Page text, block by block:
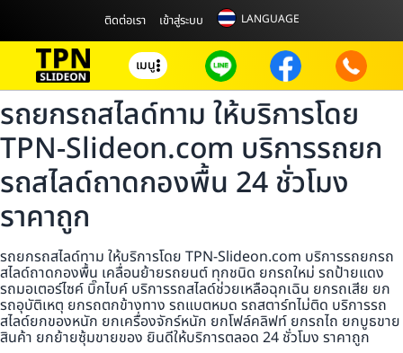
ติดต่อเรา เข้าสู่ระบบ LANGUAGE
เมนู
รถยกรถสไลด์ทาม ให้บริการโดย
TPN-Slideon.com บริการรถยก
รถสไลด์ถาดกองพื้น 24 ชั่วโมง
ราคาถูก
รถยกรถสไลด์ทาม ให้บริการโดย TPN-Slideon.com บริการรถยกรถ
สไลด์ถาดกองพื้น เคลื่อนย้ายรถยนต์ ทุกชนิด ยกรถใหม่ รถป้ายแดง
รถมอเตอร์ไซค์ บิ๊กไบค์ บริการรถสไลด์ช่วยเหลือฉุกเฉิน ยกรถเสีย ยก
รถอุบัติเหตุ ยกรถตกข้างทาง รถแบตหมด รถสตาร์ทไม่ติด บริการรถ
สไลด์ยกของหนัก ยกเครื่องจักร์หนัก ยกโฟล์คลิฟท์ ยกรถไถ ยกบูธขาย
สินค้า ยกย้ายซุ้มขายของ ยินดีให้บริการตลอด 24 ชั่วโมง ราคาถูก